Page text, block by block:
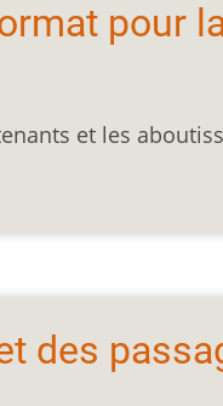
pour
et les
des